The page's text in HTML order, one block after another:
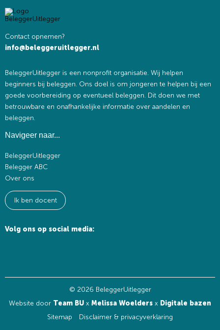
Contact opnemen?
info@beleggeruitlegger.nl
BeleggerUitlegger is een nonprofit organisatie. Wij helpen
beginners bij beleggen. Ons doel is om jongeren te helpen bij een
goede voorbereiding op eventueel beleggen. Dit doen we met
betrouwbare en onafhankelijke informatie over aandelen en
beleggen.
Navigeer naar...
BeleggerUitlegger
Belegger ABC
Over ons
Ik ben docent
Volg ons op social media:
© 2026 BeleggerUitlegger
Website door Team BU x Melissa Woelders x Digitale bazen
Sitemap
Disclaimer & privacyverklaring